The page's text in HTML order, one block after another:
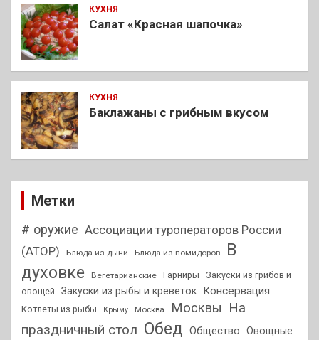
КУХНЯ
Салат «Красная шапочка»
КУХНЯ
Баклажаны с грибным вкусом
Метки
# оружие Ассоциации туроператоров России
(АТОР)
Блюда из дыни Блюда из помидоров
В
духовке
Вегетарианские Гарниры
Закуски из грибов и
овощей
Закуски из рыбы и креветок Консервация
Котлеты из рыбы Крыму Москва Москвы На
праздничный стол Обед Общество Овощные